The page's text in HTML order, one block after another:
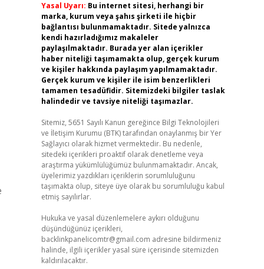
Yasal Uyarı: Bu internet sitesi, herhangi bir
marka, kurum veya şahıs şirketi ile hiçbir
bağlantısı bulunmamaktadır. Sitede yalnızca
kendi hazırladığımız makaleler
paylaşılmaktadır. Burada yer alan içerikler
haber niteliği taşımamakta olup, gerçek kurum
ve kişiler hakkında paylaşım yapılmamaktadır.
Gerçek kurum ve kişiler ile isim benzerlikleri
tamamen tesadüfidir. Sitemizdeki bilgiler taslak
halindedir ve tavsiye niteliği taşımazlar.
Sitemiz, 5651 Sayılı Kanun gereğince Bilgi Teknolojileri
ve İletişim Kurumu (BTK) tarafından onaylanmış bir Yer
Sağlayıcı olarak hizmet vermektedir. Bu nedenle,
sitedeki içerikleri proaktif olarak denetleme veya
araştırma yükümlülüğümüz bulunmamaktadır. Ancak,
üyelerimiz yazdıkları içeriklerin sorumluluğunu
taşımakta olup, siteye üye olarak bu sorumluluğu kabul
etmiş sayılırlar.
Hukuka ve yasal düzenlemelere aykırı olduğunu
düşündüğünüz içerikleri,
backlinkpanelicomtr@gmail.com adresine bildirmeniz
halinde, ilgili içerikler yasal süre içerisinde sitemizden
kaldırılacaktır.